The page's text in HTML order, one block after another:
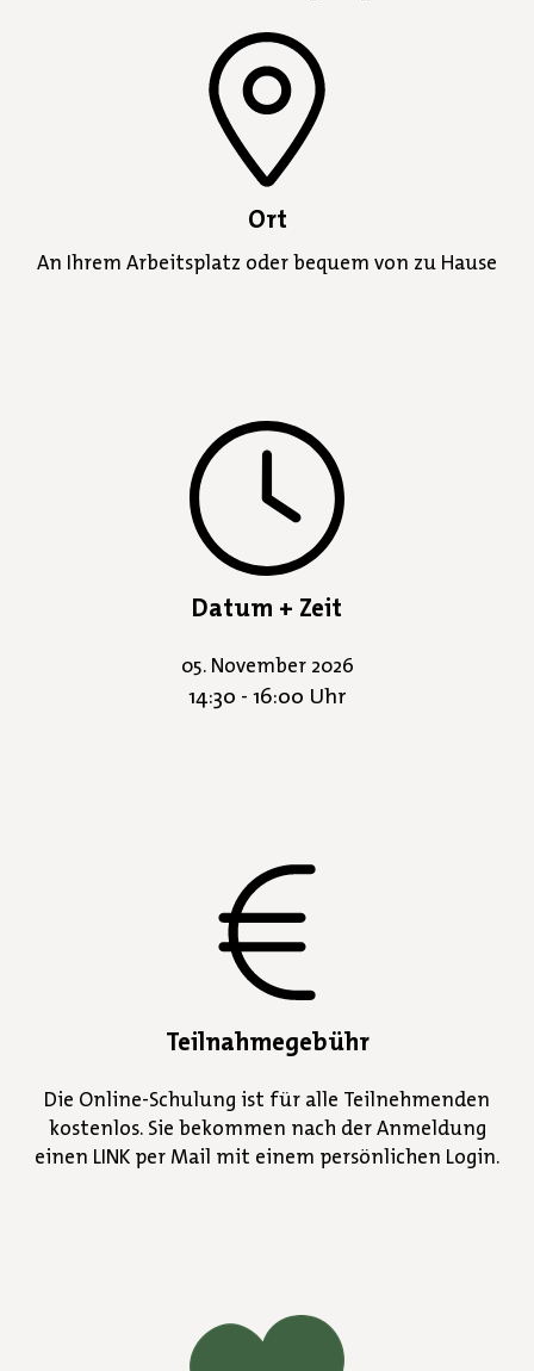
Ort
An Ihrem Arbeitsplatz oder bequem von zu Hause
Datum + Zeit
05. November 2026
14:30 - 16:00 Uhr
Teilnahmegebühr
Die Online-Schulung ist für alle Teilnehmenden
kostenlos. Sie bekommen nach der Anmeldung
einen LINK per Mail mit einem persönlichen Login.